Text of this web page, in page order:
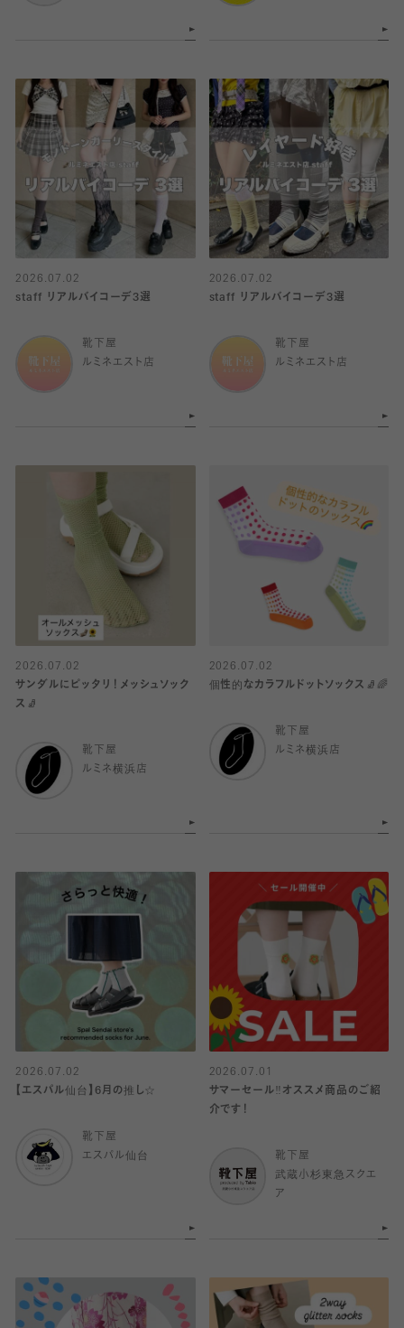
2026.07.02
staff リアルバイコーデ3選
靴下屋
ルミネエスト店
2026.07.02
staff リアルバイコーデ3選
靴下屋
ルミネエスト店
2026.07.02
サンダルにピッタリ！メッシュソック
ス🧦
靴下屋
ルミネ横浜店
2026.07.02
個性的なカラフルドットソックス🧦🌈
靴下屋
ルミネ横浜店
2026.07.02
【エスパル仙台】6月の推し☆
靴下屋
エスパル仙台
2026.07.01
サマーセール‼︎オススメ商品のご紹
介です！
靴下屋
武蔵小杉東急スクエ
ア